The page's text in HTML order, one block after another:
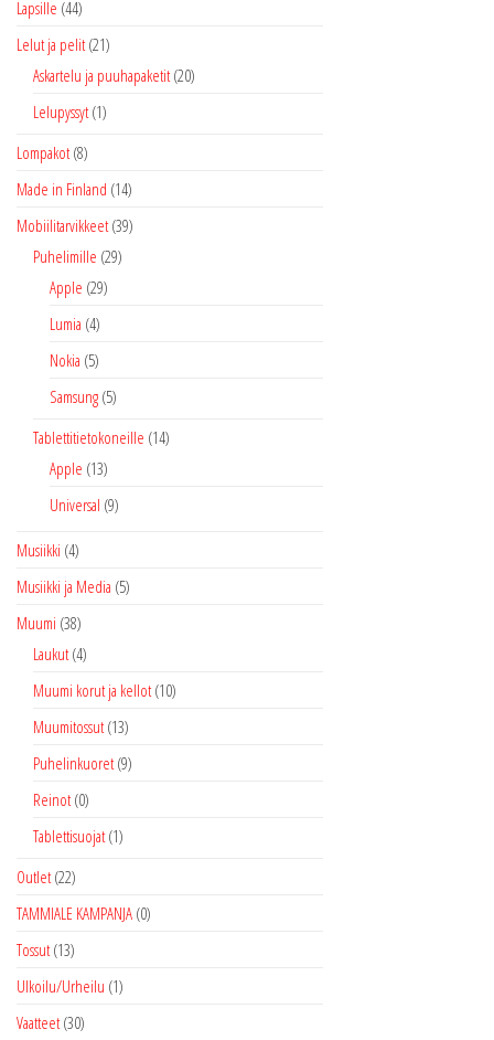
Lapsille (44)
Lelut ja pelit (21)
Askartelu ja puuhapaketit (20)
Lelupyssyt (1)
Lompakot (8)
Made in Finland (14)
Mobiilitarvikkeet (39)
Puhelimille (29)
Apple (29)
Lumia (4)
Nokia (5)
Samsung (5)
Tablettitietokoneille (14)
Apple (13)
Universal (9)
Musiikki (4)
Musiikki ja Media (5)
Muumi (38)
Laukut (4)
Muumi korut ja kellot (10)
Muumitossut (13)
Puhelinkuoret (9)
Reinot (0)
Tablettisuojat (1)
Outlet (22)
TAMMIALE KAMPANJA (0)
Tossut (13)
Ulkoilu/Urheilu (1)
Vaatteet (30)